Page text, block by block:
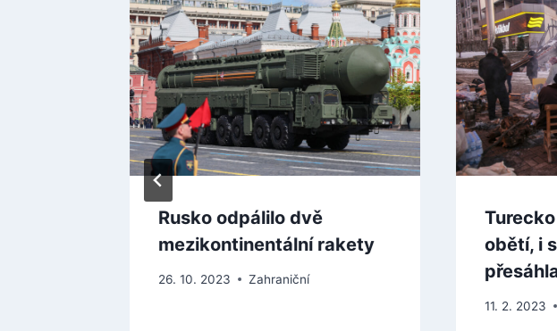
Rusko odpálilo dvě
mezikontinentální rakety
26. 10. 2023 Zahraniční
obětí, i
11. 2. 2023